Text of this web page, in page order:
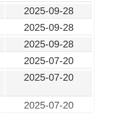
2025-09-28
2025-09-28
2025-09-28
2025-07-20
2025-07-20
2025-07-20